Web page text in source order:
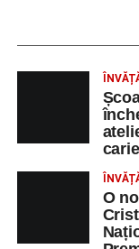
O